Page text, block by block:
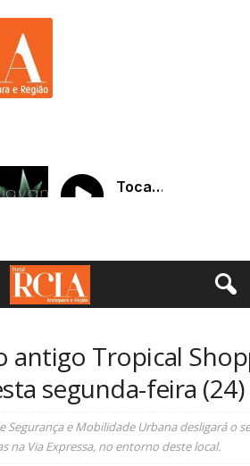
antigo Tropical
segunda-feira (24)
Segurança e Mobilidade Urbana desligará o
na Via Expressa, no entorno deste local.